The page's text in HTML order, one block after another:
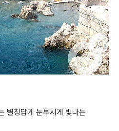
별칭답게 눈부시게 빛나는